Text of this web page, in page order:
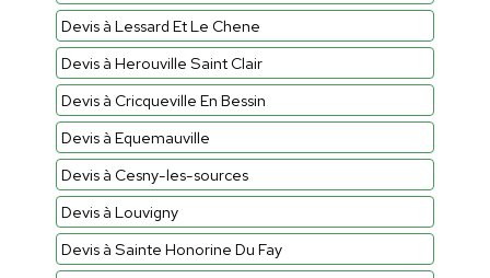
Devis à Lessard Et Le Chene
Devis à Herouville Saint Clair
Devis à Cricqueville En Bessin
Devis à Equemauville
Devis à Cesny-les-sources
Devis à Louvigny
Devis à Sainte Honorine Du Fay